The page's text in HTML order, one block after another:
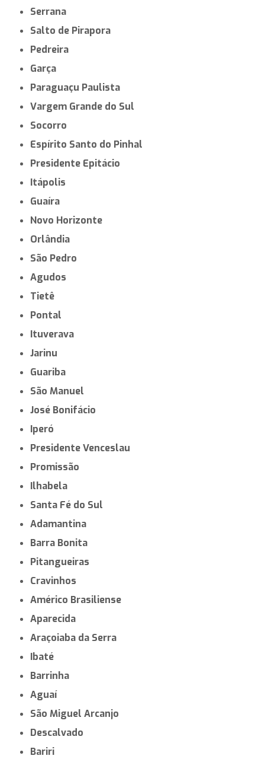
Serrana
Salto de Pirapora
Pedreira
Garça
Paraguaçu Paulista
Vargem Grande do Sul
Socorro
Espírito Santo do Pinhal
Presidente Epitácio
Itápolis
Guaíra
Novo Horizonte
Orlândia
São Pedro
Agudos
Tietê
Pontal
Ituverava
Jarinu
Guariba
São Manuel
José Bonifácio
Iperó
Presidente Venceslau
Promissão
Ilhabela
Santa Fé do Sul
Adamantina
Barra Bonita
Pitangueiras
Cravinhos
Américo Brasiliense
Aparecida
Araçoiaba da Serra
Ibaté
Barrinha
Aguaí
São Miguel Arcanjo
Descalvado
Bariri